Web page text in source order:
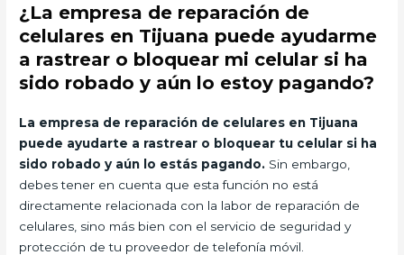
¿La empresa de reparación de
celulares en Tijuana puede ayudarme
a rastrear o bloquear mi celular si ha
sido robado y aún lo estoy pagando?
La empresa de reparación de celulares en Tijuana
puede ayudarte a rastrear o bloquear tu celular si ha
sido robado y aún lo estás pagando. Sin embargo,
debes tener en cuenta que esta función no está
directamente relacionada con la labor de reparación de
celulares, sino más bien con el servicio de seguridad y
protección de tu proveedor de telefonía móvil.